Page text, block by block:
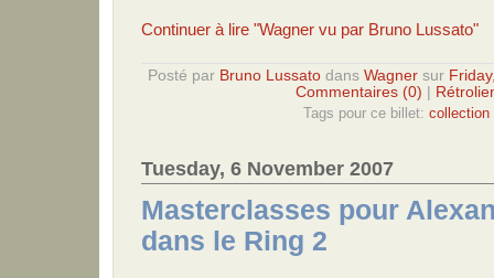
Continuer à lire "Wagner vu par Bruno Lussato"
Posté par Bruno Lussatodans Wagnersur
Commentaires (0)
Tags pour ce billet: collection
Tuesday, 6 November 2007
Masterclasses pour
dans le Ring 2